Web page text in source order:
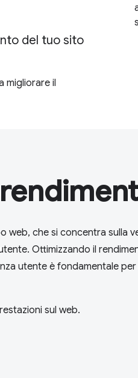
del tuo sito
migliorare il
web, che si concentra sulla
Ottimizzando il
utente è fondamentale
sul web.